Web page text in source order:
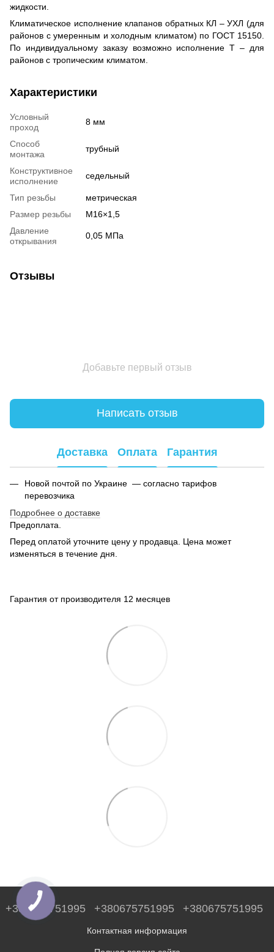
жидкости.
Климатическое исполнение клапанов обратных КЛ – УХЛ (для
районов с умеренным и холодным климатом) по ГОСТ 15150.
По индивидуальному заказу возможно исполнение Т – для
районов с тропическим климатом.
Характеристики
Условный
проход
8 мм
Способ
монтажа
трубный
Конструктивное
исполнение
седельный
Тип резьбы
метрическая
Размер резьбы
М16×1,5
Давление
открывания
0,05 МПа
Отзывы
Добавьте первый отзыв
Написать отзыв
Доставка Оплата Гарантия
Новой почтой по Украине — согласно тарифов
перевозчика
Подробнее о доставке
Предоплата.
Перед оплатой уточните цену у продавца. Цена может
изменяться в течение дня.
Гарантия от производителя 12 месяцев
+380675751995 +380675751995 +380675751995
Контактная информация